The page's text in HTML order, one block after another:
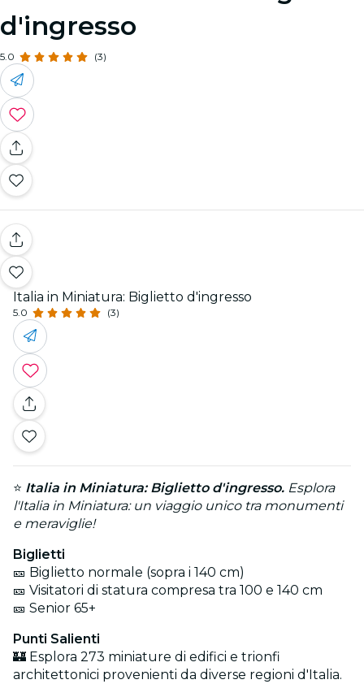
d'ingresso
5.0 (3)
Italia in Miniatura: Biglietto d'ingresso
5.0 (3)
⭐ Italia in Miniatura: Biglietto d'ingresso. Esplora
l'Italia in Miniatura: un viaggio unico tra monumenti
e meraviglie!
Biglietti
🎫 Biglietto normale (sopra i 140 cm)
🎫 Visitatori di statura compresa tra 100 e 140 cm
🎫 Senior 65+
Punti Salienti
🏰 Esplora 273 miniature di edifici e trionfi
architettonici provenienti da diverse regioni d'Italia.